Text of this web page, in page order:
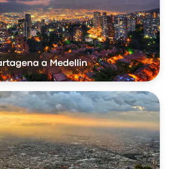
a Medellin